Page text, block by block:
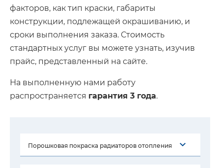
факторов, как тип краски, габариты
конструкции, подлежащей окрашиванию, и
сроки выполнения заказа. Стоимость
стандартных услуг вы можете узнать, изучив
прайс, представленный на сайте.
На выполненную нами работу
распространяется гарантия 3 года.